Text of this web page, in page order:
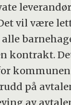
vil være
kontrakt.
kommunen
på
av